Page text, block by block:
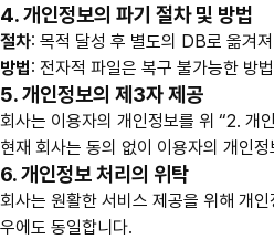
4. 개인정보의 파기 절차 및 방법
절차: 목적 달성 후 별도의 DB로 옮겨
방법: 전자적 파일은 복구 불가능한 방
5. 개인정보의 제3자 제공
회사는 이용자의 개인정보를 위 “2. 개
현재 회사는 동의 없이 이용자의 개인
6. 개인정보 처리의 위탁
회사는 원활한 서비스 제공을 위해 개
우에도 동일합니다.